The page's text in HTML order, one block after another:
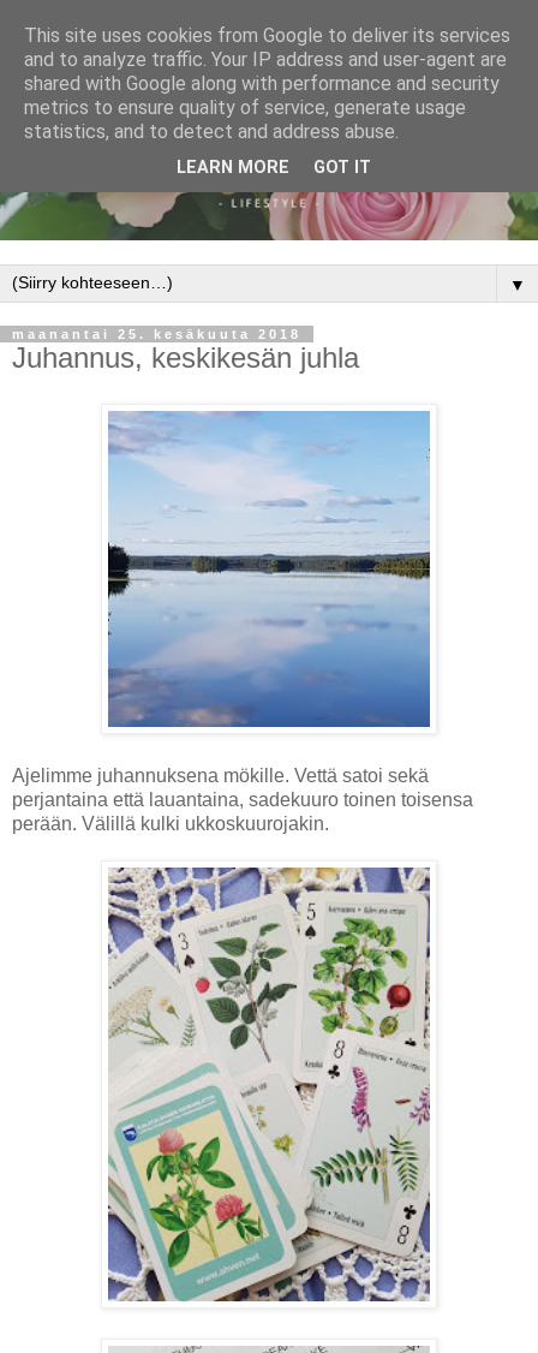
▼
maanantai 25. kesäkuuta 2018
Juhannus, keskikesän juhla
Ajelimme juhannuksena mökille. Vettä satoi sekä
perjantaina että lauantaina, sadekuuro toinen toisensa
perään. Välillä kulki ukkoskuurojakin.
This site uses cookies from Google to deliver its services
and to analyze traffic. Your IP address and user-agent are
shared with Google along with performance and security
metrics to ensure quality of service, generate usage
statistics, and to detect and address abuse.
LEARN MORE GOT IT